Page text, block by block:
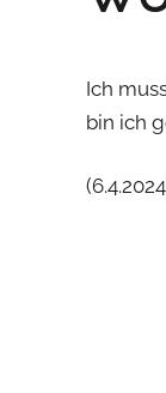
Ich
bin ich